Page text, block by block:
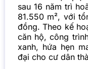
sau 16 năm trì
81.550 m², với
đồng. Theo kế
căn hộ, công
xanh, hứa hẹn
đại cho cư dân